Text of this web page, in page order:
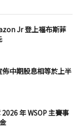
Jr 登上福布斯菲
中期股息相等於上半
年 WSOP 主賽事